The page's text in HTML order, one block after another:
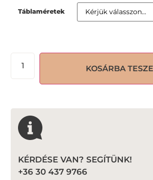
Táblaméretek
KOSÁRBA
KÉRDÉSE VAN? SEGÍTÜNK!
+36 30 437 9766